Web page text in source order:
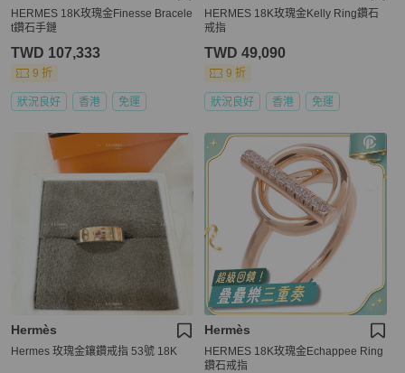
HERMES 18K玫瑰金Finesse Bracele
t鑽石手鏈
TWD 107,333
9 折
狀況良好 香港 免運
HERMES 18K玫瑰金Kelly Ring鑽石
戒指
TWD 49,090
9 折
狀況良好 香港 免運
Hermès
Hermes 玫瑰金鑲鑽戒指 53號 18K
Hermès
HERMES 18K玫瑰金Echappee Ring
鑽石戒指